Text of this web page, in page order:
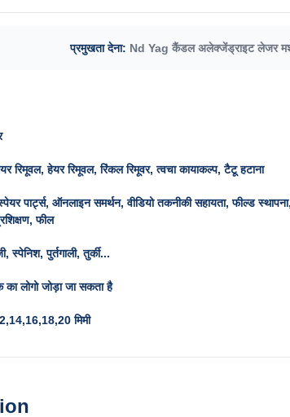
प्रमुखता देना: Nd Yag कैंडल अलेक्जेंड्राइट लेजर
रिमूवल, हेयर रिमूवल, रिंकल रिमूवर, त्वचा कायाकल्प, टैटू हटाना
पार्ट्स, ऑनलाइन समर्थन, वीडियो तकनीकी सहायता, फील्ड
फील
स्पेनिश, पुर्तगाली, तुर्की...
का लोगो जोड़ा जा सकता है
मिमी